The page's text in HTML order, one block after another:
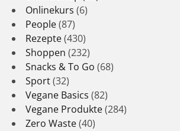
Onlinekurs (6)
People(87)
Rezepte(430)
Shoppen (232)
Snacks & To Go (68)
Sport(32)
Vegane Basics (82)
Vegane Produkte(284)
Zero Waste(40)